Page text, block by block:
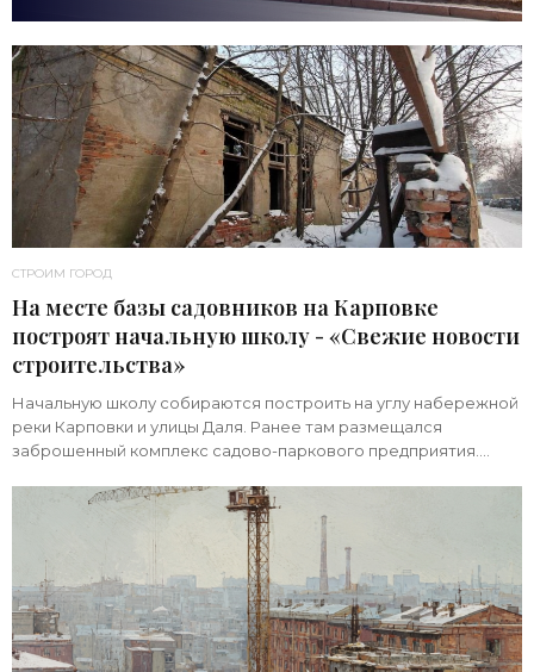
СТРОИМ ГОРОД
На месте базы садовников на Карповке
построят начальную школу - «Свежие новости
строительства»
Начальную школу собираются построить на углу набережной
реки Карповки и улицы Даля. Ранее там размещался
заброшенный комплекс садово-паркового предприятия.